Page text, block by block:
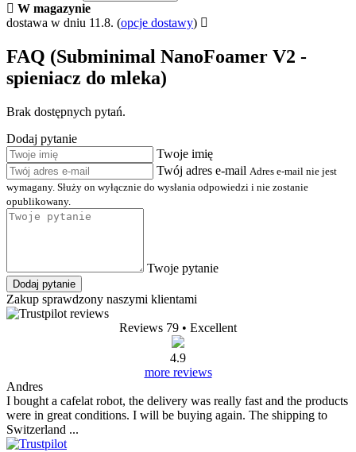
W magazynie
dostawa w dniu 11.8. (opcje dostawy)
FAQ (Subminimal NanoFoamer V2 -
spieniacz do mleka)
Brak dostępnych pytań.
Dodaj pytanie
Twoje imię
Twój adres e-mail Adres e-mail nie jest
wymagany. Służy on wyłącznie do wysłania odpowiedzi i nie zostanie
opublikowany.
Twoje pytanie
Dodaj pytanie
Zakup sprawdzony naszymi klientami
Reviews 79 • Excellent
4.9
more reviews
Andres
I bought a cafelat robot, the delivery was really fast and the products
were in great conditions. I will be buying again. The shipping to
Switzerland ...